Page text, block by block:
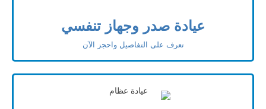
عيادة صدر وجهاز تنفسي
تعرف على التفاصيل واحجز الآن